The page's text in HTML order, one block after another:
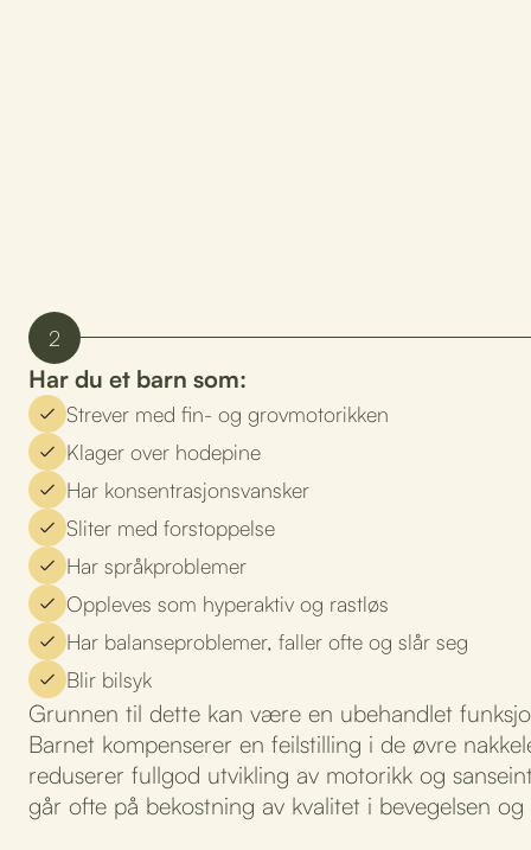
2
Har du et barn som:
Strever med fin- og grovmotorikken
Klager over hodepine
Har konsentrasjonsvansker
Sliter med forstoppelse
Har språkproblemer
Oppleves som hyperaktiv og rastløs
Har balanseproblemer, faller ofte og slår seg
Blir bilsyk
Grunnen til dette kan være en ubehandlet
Barnet kompenserer en feilstilling i de øvre
reduserer fullgod utvikling av motorikk og
går ofte på bekostning av kvalitet i bevegelsen og